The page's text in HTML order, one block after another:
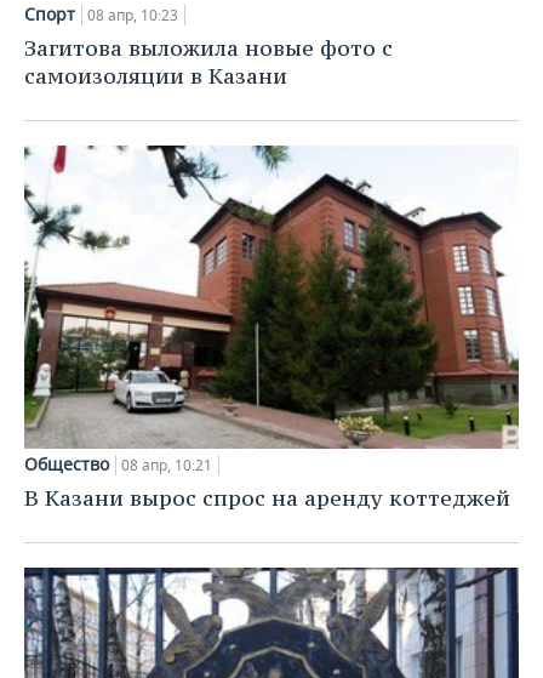
Спорт 08 апр, 10:23
Загитова выложила новые фото с
самоизоляции в Казани
Общество 08 апр, 10:21
В Казани вырос спрос на аренду коттеджей